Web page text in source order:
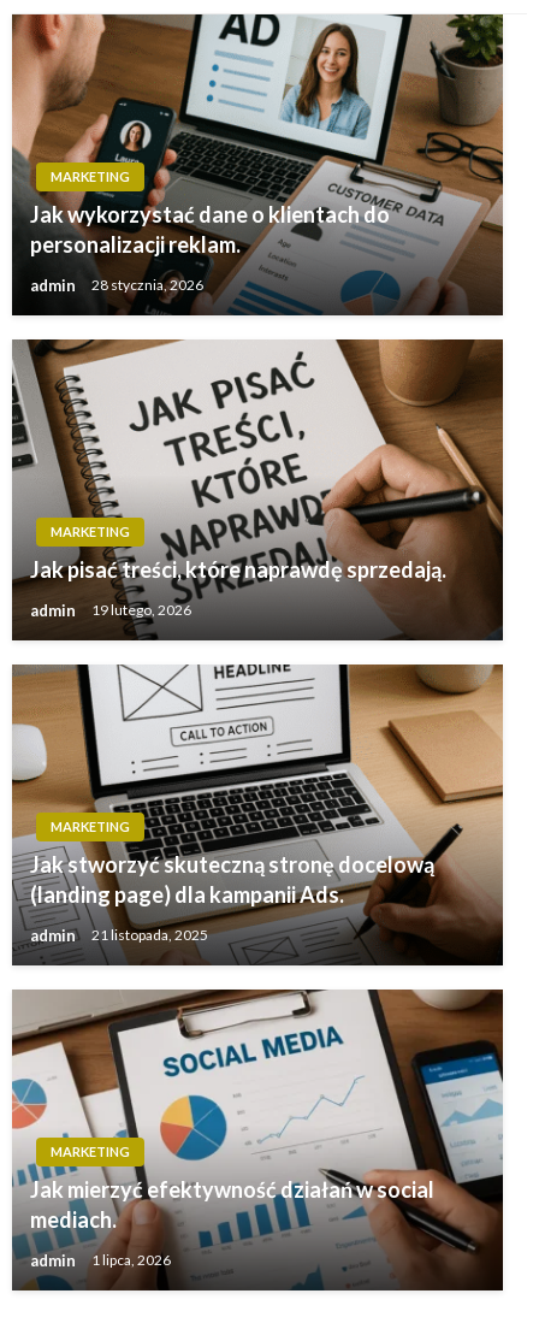
MARKETING
Jak wykorzystać dane o klientach do
personalizacji reklam.
admin 28 stycznia, 2026
MARKETING
Jak pisać treści, które naprawdę sprzedają.
admin 19 lutego, 2026
MARKETING
Jak stworzyć skuteczną stronę docelową
(landing page) dla kampanii Ads.
admin 21 listopada, 2025
MARKETING
Jak mierzyć efektywność działań w social
mediach.
admin 1 lipca, 2026